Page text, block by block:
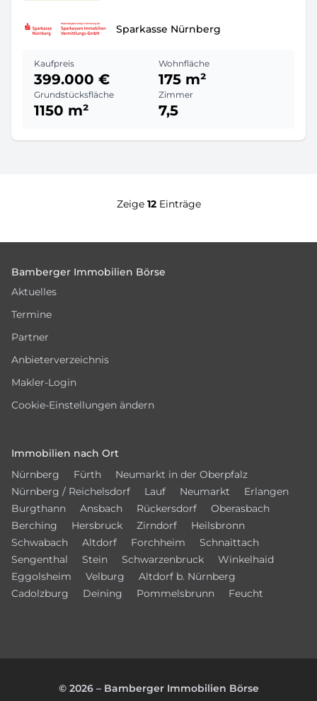
Sparkasse Nürnberg
Kaufpreis
399.000 €
Wohnfläche
175 m²
Grundstücksfläche
1150 m²
Zimmer
7,5
Zeige 12Einträge
Bamberger Immobilien Börse
Aktuelles
Termine
Partner
Anbieterverzeichnis
Makler-Login
Cookie-Einstellungen ändern
Immobilien nach Ort
Nürnberg
Fürth
Neumarkt in der Oberpfalz
Nürnberg / Reichelsdorf
Lauf Neumarkt
Erlangen
Burgthann
Ansbach Rückersdorf
Oberasbach
Berching
Hersbruck Zirndorf
Heilsbronn
Schwabach
Altdorf Forchheim
Schnaittach
Sengenthal
Stein Schwarzenbruck
Winkelhaid
Eggolsheim
Velburg
Altdorf b. Nürnberg
Cadolzburg
Deining Pommelsbrunn Feucht
© 2026 – Bamberger Immobilien Börse